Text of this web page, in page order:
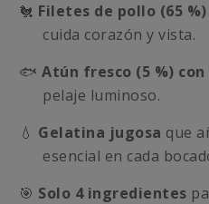
🐔 Filetes de pollo (65 %)
cuida corazón y vista.
🐟 Atún fresco (5 %)
pelaje luminoso.
💧 Gelatina jugosa que
esencial en cada
🎯 Solo 4 ingredientes